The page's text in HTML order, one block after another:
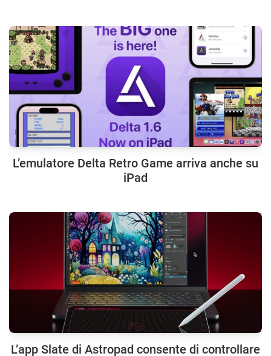
L’emulatore Delta Retro Game arriva anche su
iPad
L’app Slate di Astropad consente di controllare